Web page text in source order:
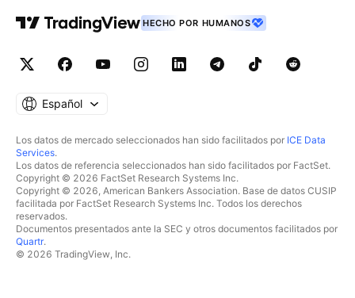
HECHO POR HUMANOS
Español
Los datos de mercado seleccionados han sido facilitados por ICE Data
Services.
Los datos de referencia seleccionados han sido facilitados por FactSet.
Copyright © 2026 FactSet Research Systems Inc.
Copyright © 2026, American Bankers Association. Base de datos CUSIP
facilitada por FactSet Research Systems Inc. Todos los derechos
reservados.
Documentos presentados ante la SEC y otros documentos facilitados por
Quartr.
© 2026 TradingView, Inc.